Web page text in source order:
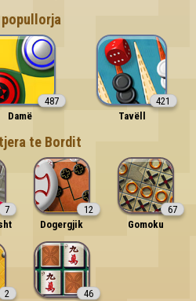
popullorja
487
Damë
421
Tavëll
te Bordit
7
12
Dogergjik
67
Gomoku
2
46